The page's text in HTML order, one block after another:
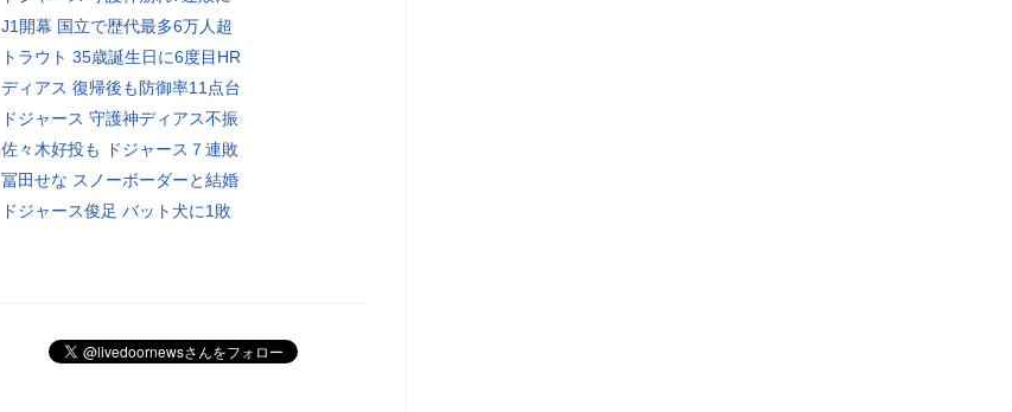
J1開幕 国立で歴代最多6万人超
トラウト 35歳誕生日に6度目HR
ディアス 復帰後も防御率11点台
ドジャース 守護神ディアス不振
佐々木好投も ドジャース７連敗
冨田せな スノーボーダーと結婚
ドジャース俊足 バット犬に1敗